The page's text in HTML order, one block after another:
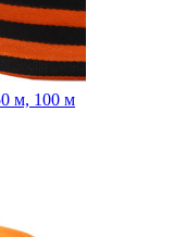
м, 100 м